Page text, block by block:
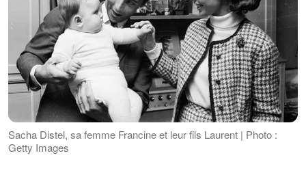
Sacha Distel, sa femme Francine et leur fils Laurent | Photo :
Getty Images